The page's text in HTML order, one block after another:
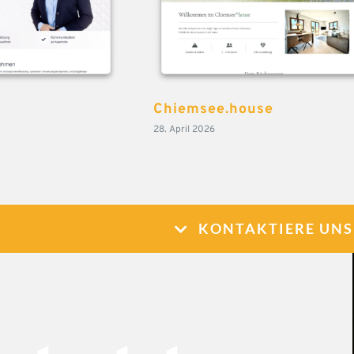
Chiemsee.house
28. April 2026
KONTAKTIERE UNS